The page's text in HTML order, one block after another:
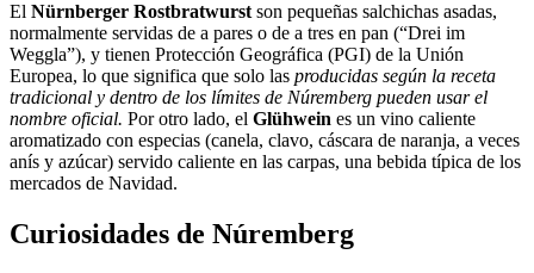
El Nürnberger Rostbratwurst son pequeñas salchichas asadas,
normalmente servidas de a pares o de a tres en pan (“Drei im
Weggla”), y tienen Protección Geográfica (PGI) de la Unión
Europea, lo que significa que solo las producidas según la receta
tradicional y dentro de los límites de Núremberg pueden usar el
nombre oficial. Por otro lado, el Glühwein es un vino caliente
aromatizado con especias (canela, clavo, cáscara de naranja, a veces
anís y azúcar) servido caliente en las carpas, una bebida típica de los
mercados de Navidad.
Curiosidades de Núremberg